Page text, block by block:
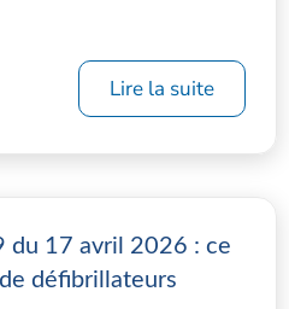
Lire la suite
du 17 avril 2026 : ce
défibrillateurs